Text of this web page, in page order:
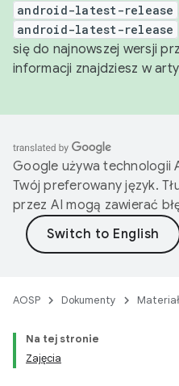
android-latest-release
android-latest-release
się do najnowszej wersji
informacji znajdziesz w
Google używa technologii
Twój preferowany język.
przez AI mogą zawierać
AOSP Dokumenty
Na tej stronie
Zajęcia